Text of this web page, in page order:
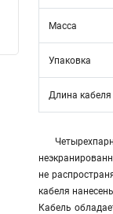
Масса
Упаковка
Длина кабеля
не
кабеля
Кабель